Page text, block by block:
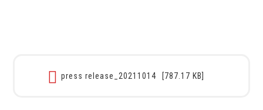
press release_20211014 [787.17 KB]